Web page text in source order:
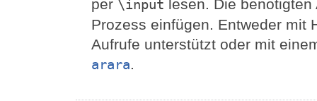
per \input lesen. Die
Prozess einfügen. Entweder mit
Aufrufe unterstützt oder mit
arara.